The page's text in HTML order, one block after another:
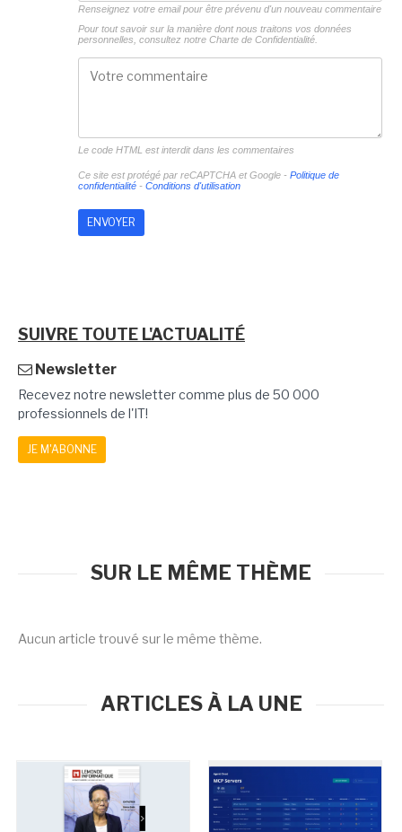
Renseignez votre email pour être prévenu d'un nouveau commentaire
Pour tout savoir sur la manière dont nous traitons vos données
personnelles, consultez notre Charte de Confidentialité.
Le code HTML est interdit dans les commentaires
Ce site est protégé par reCAPTCHA et Google - Politique de
confidentialité- Conditions d'utilisation
SUIVRE TOUTE L'ACTUALITÉ
Newsletter
Recevez notre newsletter comme plus de 50 000
professionnels de l'IT!
JE M'ABONNE
SUR LE MÊME THÈME
Aucun article trouvé sur le même thème.
ARTICLES À LA UNE